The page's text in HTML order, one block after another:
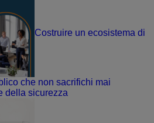
Costruire un ecosistema di
che non sacrifichi mai
della sicurezza